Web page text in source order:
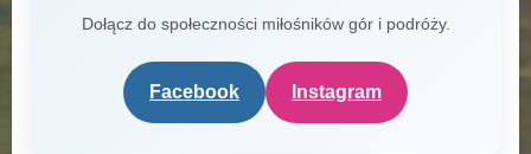
Dołącz do społeczności miłośników gór i podróży.
Facebook Instagram